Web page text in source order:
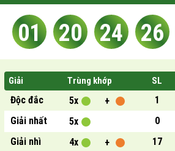
01 20 24 26
Giải Trùng khớp SL
Độc đắc 5x + 1
Giải nhất
5x 0
Giải nhì
4x + 17